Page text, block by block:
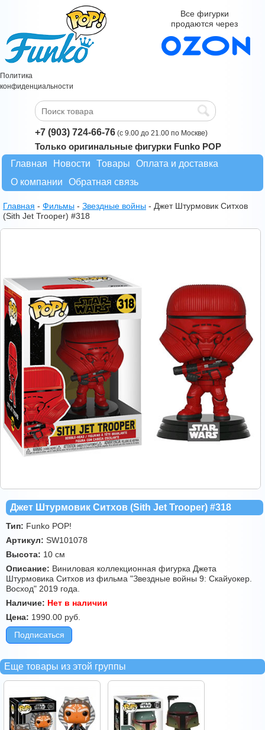
Политика
конфиденциальности
Все фигурки
продаются через
+7 (903) 724-66-76 (с 9.00 до 21.00 по Москве)
Только оригинальные фигурки Funko POP
Главная
Новости Товары
Оплата и доставка
О компании
Обратная связь
Главная - Фильмы - Звездные войны - Джет Штурмовик Ситхов
(Sith Jet Trooper) #318
Джет Штурмовик Ситхов (Sith Jet Trooper) #318
Тип: Funko POP!
Артикул: SW101078
Высота: 10 см
Описание: Виниловая коллекционная фигурка Джета
Штурмовика Ситхов из фильма "Звездные войны 9: Скайуокер.
Восход" 2019 года.
Наличие: Нет в наличии
Цена: 1990.00 руб.
Подписаться
Еще товары из этой группы